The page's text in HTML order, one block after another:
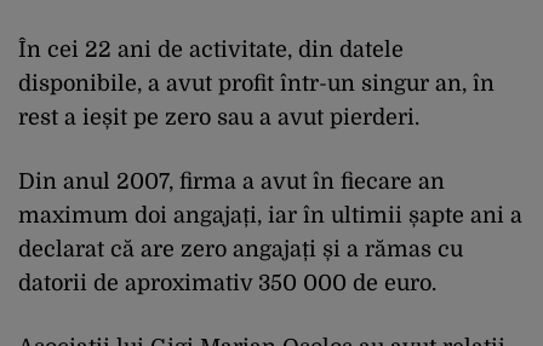
În cei 22 ani de activitate, din datele
disponibile, a avut profit într-un singur an, în
rest a ieșit pe zero sau a avut pierderi.
Din anul 2007, firma a avut în fiecare an
maximum doi angajați, iar în ultimii șapte ani a
declarat că are zero angajați și a rămas cu
datorii de aproximativ 350 000 de euro.